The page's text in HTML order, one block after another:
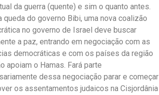
da guerra (quente) e sim o quanto antes.
queda do governo Bibi, uma nova coalizão
no governo de Israel deve buscar
a paz, entrando em negociação com as
democráticas e com os países da região
apoiam o Hamas. Fará parte
dessa negociação parar e começar
os assentamentos judaicos na Cisjordânia